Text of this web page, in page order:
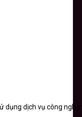
dụng dịch vụ công